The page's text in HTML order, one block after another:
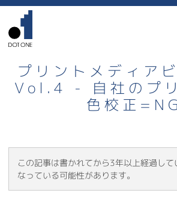
プリントメディア
Vol.4 - 自社のプ
色校正=NG
この記事は書かれてから3年以上経過して
なっている可能性があります。